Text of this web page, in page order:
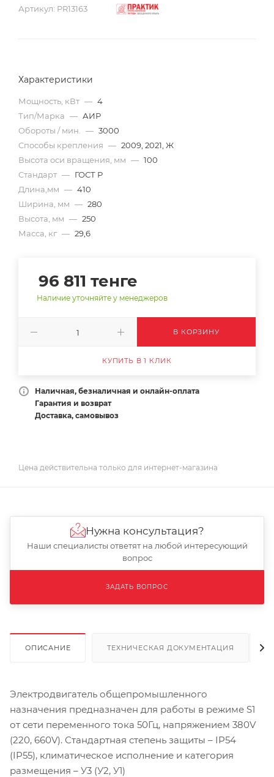
Артикул: PR13163
Характеристики
Мощность, кВт — 4
Тип/Марка — АИР
Обороты / мин.
— 3000
Способы крепления — 2009, 2021, Ж
Высота оси вращения, мм — 100
Стандарт — ГОСТ Р
Длина,мм — 410
Ширина, мм — 280
Высота, мм — 250
Масса, кг — 29,6
96 811 тенге
Наличие уточняйте у менеджеров
В КОРЗИНУ
КУПИТЬ В 1 КЛИК
Наличная, безналичная и онлайн-оплата
Гарантия и возврат
Доставка, самовывоз
Цена действительна только для интернет-магазина
ОПИСАНИЕ ТЕХНИЧЕСКАЯ ДОКУМЕНТАЦИЯ
Электродвигатель общепромышленного
назначения предназначен для работы в режиме S1
от сети переменного тока 50Гц, напряжением 380V
(220, 660V). Стандартная степень защиты – IP54
(IP55), климатическое исполнение и категория
размещения – У3 (У2, У1)
Нужна консультация?
Наши специалисты ответят на любой интересующий
вопрос
ЗАДАТЬ ВОПРОС